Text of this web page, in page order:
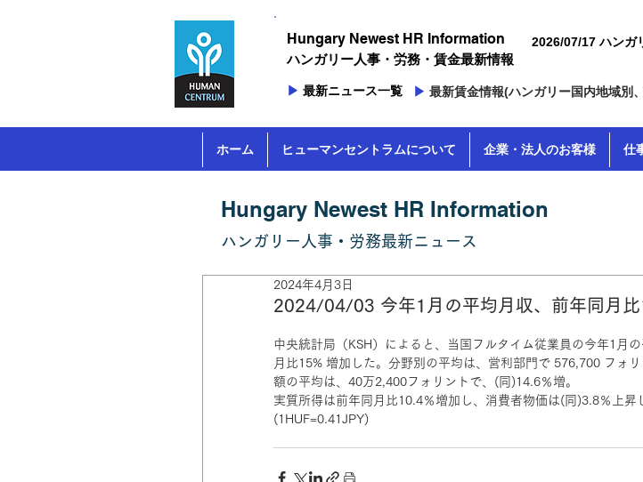
Hungary ​Newest HR Information
ハンガリー人事​・労務・賃金最新情報
2026/07/17 ハンガリー製造業、技能人材不足が成長の制
▶ 最新ニュース一覧 ▶ 最新賃金情報(ハンガリー国内地域別
ホーム ヒューマンセントラムについて 企業・法人のお客様 仕
Hungary ​Newest HR Information
ハンガリー人事 ​・ 労務最新ニュー ス
2024/04/03 今年1月の平均月収、前年同月比
2024年4月3日
中央統計局（KSH）によると、当国フルタイム従業員の今年1月
月比15% 増加した。分野別の平均は、営利部門で 576,700 フォ
額の平均は、40万2,400フォリントで、(同)14.6％増。
実質所得は前年同月比10.4％増加し、消費者物価は(同)3.8％上昇
(1HUF=0.41JPY)